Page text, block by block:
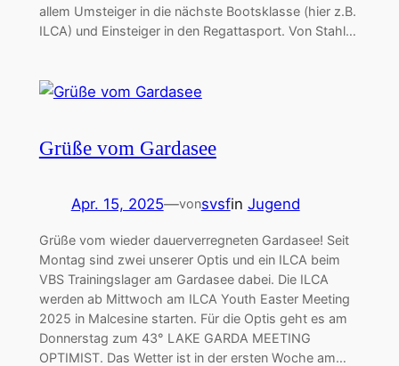
allem Umsteiger in die nächste Bootsklasse (hier z.B.
ILCA) und Einsteiger in den Regattasport. Von Stahl…
Grüße vom Gardasee
Apr. 15, 2025—vonsvsfin Jugend
Grüße vom wieder dauerverregneten Gardasee! Seit
Montag sind zwei unserer Optis und ein ILCA beim
VBS Trainingslager am Gardasee dabei. Die ILCA
werden ab Mittwoch am ILCA Youth Easter Meeting
2025 in Malcesine starten. Für die Optis geht es am
Donnerstag zum 43° LAKE GARDA MEETING
OPTIMIST. Das Wetter ist in der ersten Woche am…